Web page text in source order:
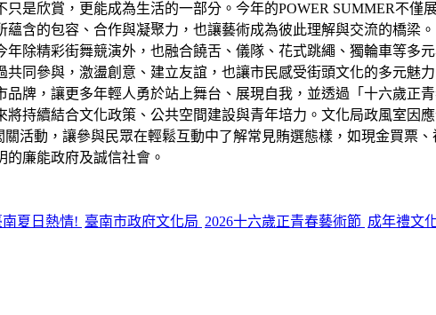
是欣賞，更能成為生活的一部分。今年的POWER SUMMER不
含的包容、合作與凝聚力，也讓藝術成為彼此理解與交流的橋梁
除精彩街舞競演外，也融合饒舌、儀隊、花式跳繩、獨輪車等多
同參與，激盪創意、建立友誼，也讓市民感受街頭文化的多元魅
牌，讓更多年輕人勇於站上舞台、展現自我，並透過「十六歲正
持續結合文化政策、公共空間建設與青年培力。文化局政風室因
活動，讓參與民眾在輕鬆互動中了解常見賄選態樣，如現金買票
廉能政府及誠信社會。
南夏日熱情! 臺南市政府文化局 2026十六歲正青春藝術節 成年禮文